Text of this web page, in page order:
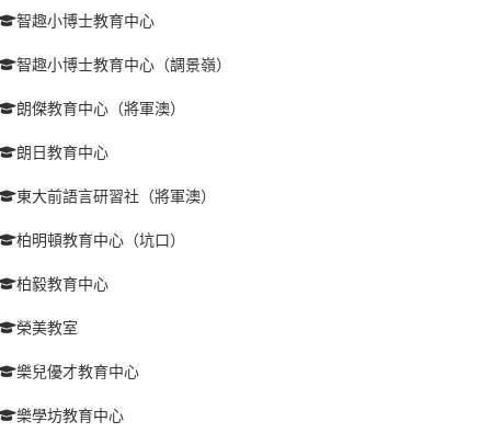
智趣小博士教育中心
智趣小博士教育中心（調景嶺）
朗傑教育中心（將軍澳）
朗日教育中心
東大前語言研習社（將軍澳）
柏明頓教育中心（坑口）
柏毅教育中心
榮美教室
樂兒優才教育中心
樂學坊教育中心